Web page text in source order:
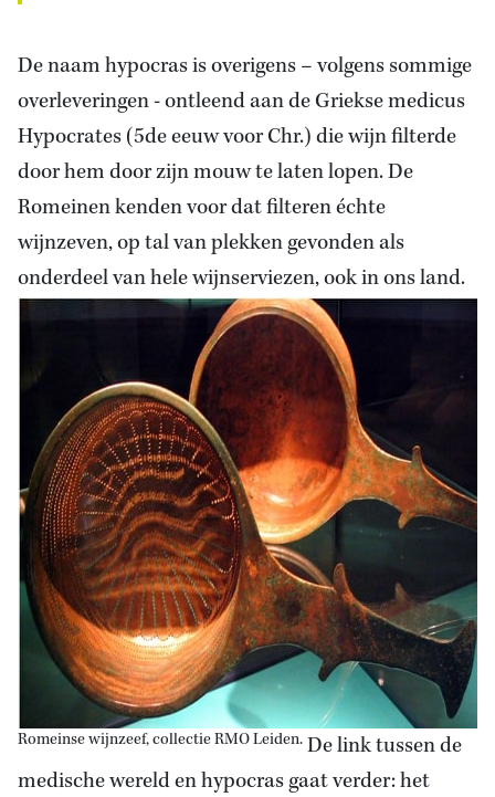
De naam hypocras is overigens – volgens sommige
overleveringen - ontleend aan de Griekse medicus
Hypocrates (5de eeuw voor Chr.) die wijn filterde
door hem door zijn mouw te laten lopen. De
Romeinen kenden voor dat filteren échte
wijnzeven, op tal van plekken gevonden als
onderdeel van hele wijnserviezen, ook in ons land.
Romeinse wijnzeef, collectie RMO Leiden. De link tussen de
medische wereld en hypocras gaat verder: het